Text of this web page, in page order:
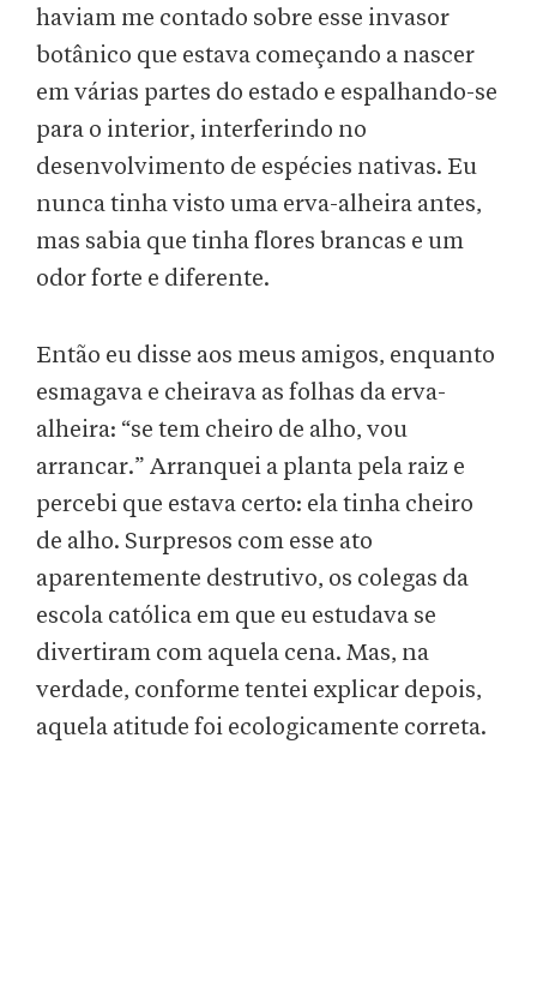
haviam me contado sobre esse invasor
botânico que estava começando a nascer
em várias partes do estado e espalhando-se
para o interior, interferindo no
desenvolvimento de espécies nativas. Eu
nunca tinha visto uma erva-alheira antes,
mas sabia que tinha flores brancas e um
odor forte e diferente.
Então eu disse aos meus amigos, enquanto
esmagava e cheirava as folhas da erva-
alheira: “se tem cheiro de alho, vou
arrancar.” Arranquei a planta pela raiz e
percebi que estava certo: ela tinha cheiro
de alho. Surpresos com esse ato
aparentemente destrutivo, os colegas da
escola católica em que eu estudava se
divertiram com aquela cena. Mas, na
verdade, conforme tentei explicar depois,
aquela atitude foi ecologicamente correta.